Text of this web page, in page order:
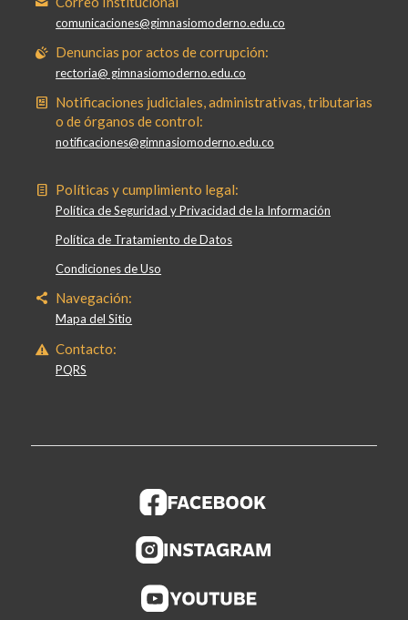
comunicaciones@gimnasiomoderno.edu.co
Denuncias por actos de corrupción:
rectoria@ gimnasiomoderno.edu.co
Notificaciones judiciales, administrativas, tributarias
o de órganos de control:
notificaciones@gimnasiomoderno.edu.co
Políticas y cumplimiento legal:
Política de Seguridad y Privacidad de la Información
Política de Tratamiento de Datos
Condiciones de Uso
Navegación:
Mapa del Sitio
Contacto:
PQRS